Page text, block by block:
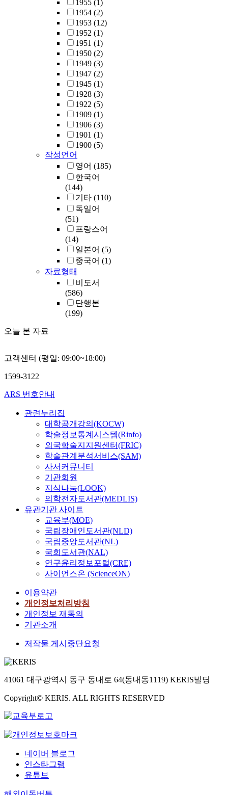
1955 (1)
1954 (2)
1953 (12)
1952 (1)
1951 (1)
1950 (2)
1949 (3)
1947 (2)
1945 (1)
1928 (3)
1922 (5)
1909 (1)
1906 (3)
1901 (1)
1900 (5)
작성언어
영어 (185)
한국어
(144)
기타 (110)
독일어
(51)
프랑스어
(14)
일본어 (5)
중국어 (1)
자료형태
비도서
(586)
단행본
(199)
오늘 본 자료
고객센터 (평일: 09:00~18:00)
1599-3122
ARS 번호안내
관련누리집
대학공개강의(KOCW)
학술정보통계시스템(Rinfo)
외국학술지지원센터(FRIC)
학술관계분석서비스(SAM)
사서커뮤니티
기관회원
지식나눔(LOOK)
의학전자도서관(MEDLIS)
유관기관 사이트
교육부(MOE)
국립장애인도서관(NLD)
국립중앙도서관(NL)
국회도서관(NAL)
연구윤리정보포털(CRE)
사이언스온 (ScienceON)
이용약관
개인정보처리방침
개인정보 재동의
기관소개
저작물 게시중단요청
41061 대구광역시 동구 동내로 64(동내동1119) KERIS빌딩
Copyright© KERIS. ALL RIGHTS RESERVED
네이버 블로그
인스타그램
유튜브